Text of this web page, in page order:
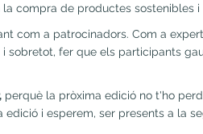
compra de productes sostenibles
com a patrocinadors. Com a
sobretot, fer que els participants
perquè la pròxima edició no t'ho
i esperem, ser presents a la